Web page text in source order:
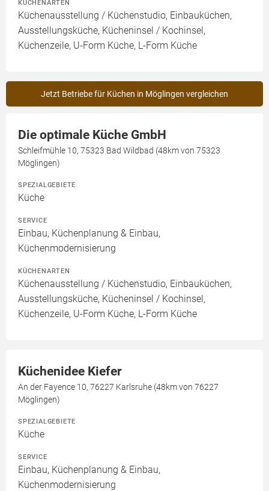
KÜCHENARTEN
Küchenausstellung / Küchenstudio, Einbauküchen,
Ausstellungsküche, Kücheninsel / Kochinsel,
Küchenzeile, U-Form Küche, L-Form Küche
Jetzt Betriebe für Küchen in Möglingen vergleichen
Die optimale Küche GmbH
Schleifmühle 10, 75323 Bad Wildbad (48km von 75323
Möglingen)
SPEZIALGEBIETE
Küche
SERVICE
Einbau, Küchenplanung & Einbau,
Küchenmodernisierung
KÜCHENARTEN
Küchenausstellung / Küchenstudio, Einbauküchen,
Ausstellungsküche, Kücheninsel / Kochinsel,
Küchenzeile, U-Form Küche, L-Form Küche
Küchenidee Kiefer
An der Fayence 10, 76227 Karlsruhe (48km von 76227
Möglingen)
SPEZIALGEBIETE
Küche
SERVICE
Einbau, Küchenplanung & Einbau,
Küchenmodernisierung